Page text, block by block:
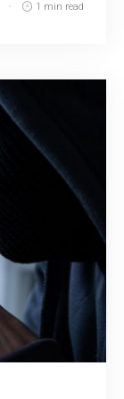
1 min read